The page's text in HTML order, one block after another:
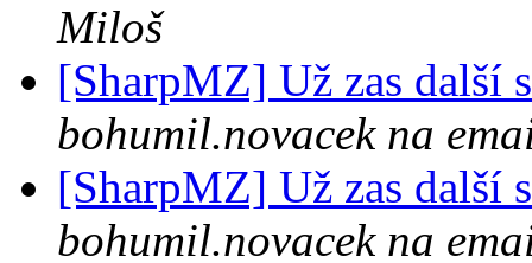
Miloš
[SharpMZ] Už zas další
bohumil.novacek na
[SharpMZ] Už zas další
bohumil.novacek na